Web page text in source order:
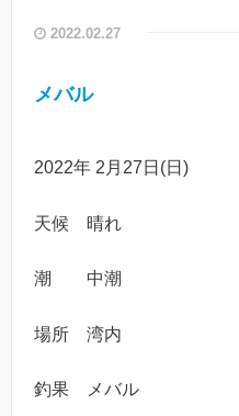
2022.02.27
メバル
2022年 2月27日(日)
天候 晴れ
潮 中潮
場所 湾内
釣果 メバル